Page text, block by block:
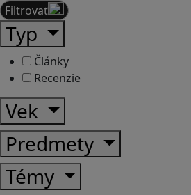
Filtrovať
Typ
Články
Recenzie
Vek
Predmety
Témy